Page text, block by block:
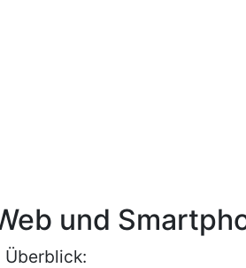
und
Überblick: